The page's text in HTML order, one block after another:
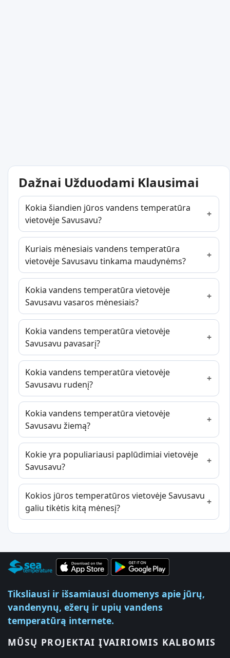
Dažnai Užduodami Klausimai
Kokia šiandien jūros vandens temperatūra
vietovėje Savusavu?
Kuriais mėnesiais vandens temperatūra
vietovėje Savusavu tinkama maudynėms?
Kokia vandens temperatūra vietovėje
Savusavu vasaros mėnesiais?
Kokia vandens temperatūra vietovėje
Savusavu pavasarį?
Kokia vandens temperatūra vietovėje
Savusavu rudenį?
Kokia vandens temperatūra vietovėje
Savusavu žiemą?
Kokie yra populiariausi paplūdimiai vietovėje
Savusavu?
Kokios jūros temperatūros vietovėje Savusavu
galiu tikėtis kitą mėnesį?
Tiksliausi ir išsamiausi duomenys apie jūrų,
vandenynų, ežerų ir upių vandens
temperatūrą internete.
MŪSŲ PROJEKTAI ĮVAIRIOMIS KALBOMIS